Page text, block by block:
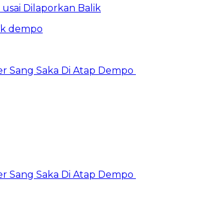
Dilaporkan Balik
Sang Saka Di Atap Dempo
Sang Saka Di Atap Dempo